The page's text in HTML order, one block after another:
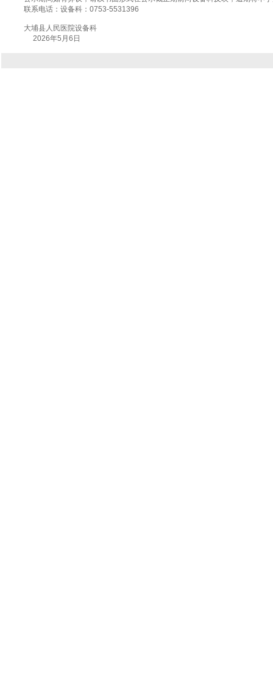
联系电话：设备科：0753-5531396
大埔县人民医院设备科
2026年5月6日